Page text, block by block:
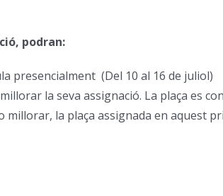
podran:
presencialment (Del 10 al 16 de juliol)
la seva assignació. La plaça es
la plaça assignada en aquest